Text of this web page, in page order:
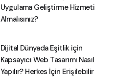
Uygulama Geliştirme Hizmeti
Almalısınız?
Dijital Dünyada Eşitlik için
Kapsayıcı Web Tasarımı Nasıl
Yapılır? Herkes İçin Erişilebilir